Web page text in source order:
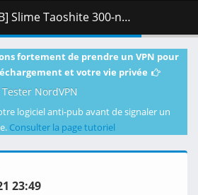
Nattemashita - S01E12 [1080p][HEVC-265 10bit][Multi-Subs].mkv.001 ( 267.94 MB )
fortement de prendre un VPN pour
et votre vie privée
Tester NordVPN
logiciel anti-pub avant de signaler un
Consulter la page tutoriel
23:49